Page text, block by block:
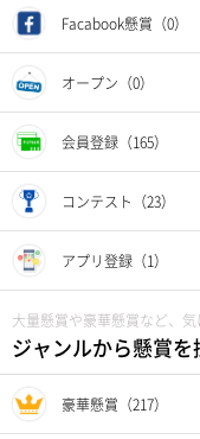
Facabook懸賞（0）
オープン（0）
会員登録（165）
コンテスト（23）
アプリ登録（1）
大量懸賞や豪華懸賞など、
ジャンルから懸賞を
豪華懸賞（217）